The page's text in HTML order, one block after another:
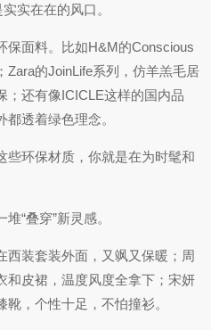
实在在的风口。
保面料。比如H&M的Conscious
Zara的JoinLife系列，仿羊羔毛居
；还有像ICICLE这样的国内品
透着绿色理念。
些环保材质，你就是在为时髦和
“叠穿”新灵感。
西装套装外面，又飒又保暖；周
和皮裙，温度风度全拿下；宋妍
，个性十足，不怕撞衫。